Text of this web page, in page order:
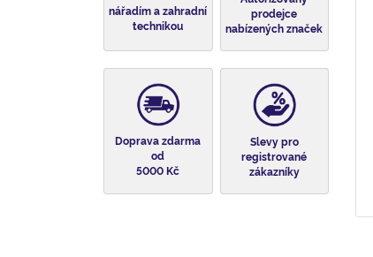
nářadím a zahradní
technikou
prodejce
nabízených značek
Doprava zdarma
od
5000 Kč
Slevy pro
registrované
zákazníky